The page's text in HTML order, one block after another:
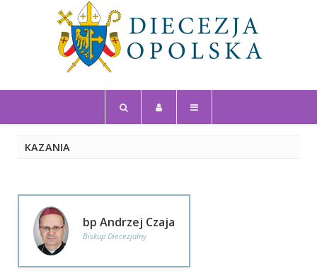
KAZANIA
bp Andrzej Czaja
Biskup Diecezjalny